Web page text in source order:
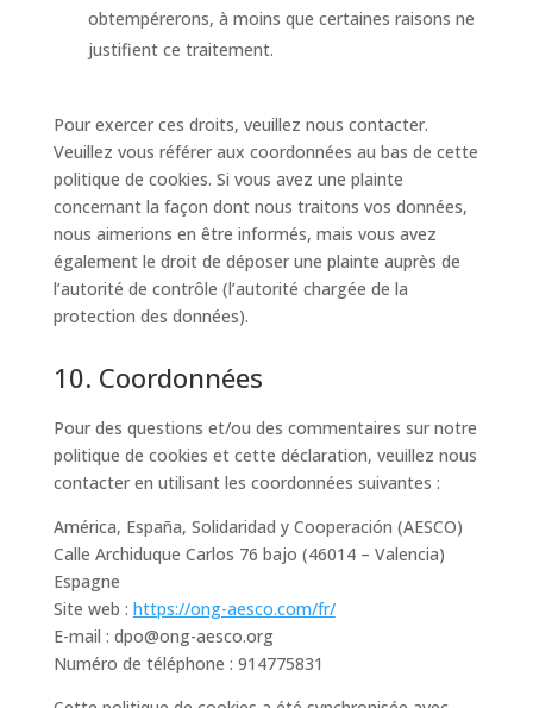
obtempérerons, à moins que certaines raisons ne
justifient ce traitement.
Pour exercer ces droits, veuillez nous contacter.
Veuillez vous référer aux coordonnées au bas de cette
politique de cookies. Si vous avez une plainte
concernant la façon dont nous traitons vos données,
nous aimerions en être informés, mais vous avez
également le droit de déposer une plainte auprès de
l’autorité de contrôle (l’autorité chargée de la
protection des données).
10. Coordonnées
Pour des questions et/ou des commentaires sur notre
politique de cookies et cette déclaration, veuillez nous
contacter en utilisant les coordonnées suivantes :
América, España, Solidaridad y Cooperación (AESCO)
Calle Archiduque Carlos 76 bajo (46014 – Valencia)
Espagne
Site web : https://ong-aesco.com/fr/
E-mail : dpo@ong-aesco.org
Numéro de téléphone : 914775831